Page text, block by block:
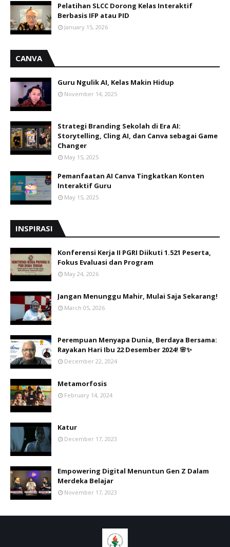
Pelatihan SLCC Dorong Kelas Interaktif
Berbasis IFP atau PID
January 15, 2026
CANVA
Guru Ngulik AI, Kelas Makin Hidup
November 14, 2025
Strategi Branding Sekolah di Era AI:
Storytelling, Cling AI, dan Canva sebagai Game
Changer
May 15, 2025
Pemanfaatan AI Canva Tingkatkan Konten
Interaktif Guru
May 15, 2025
INSPIRASI
Konferensi Kerja II PGRI Diikuti 1.521 Peserta,
Fokus Evaluasi dan Program
May 24, 2026
Jangan Menunggu Mahir, Mulai Saja Sekarang!
March 05, 2026
Perempuan Menyapa Dunia, Berdaya Bersama:
Rayakan Hari Ibu 22 Desember 2024! 🌸✨
December 22, 2024
Metamorfosis
February 14, 2024
Katur
December 17, 2023
Empowering Digital Menuntun Gen Z Dalam
Merdeka Belajar
November 17, 2023